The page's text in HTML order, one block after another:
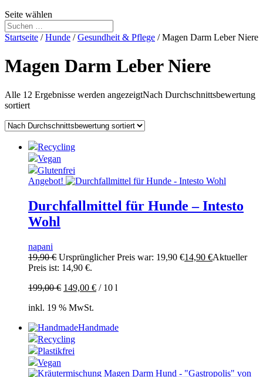
Seite wählen
Startseite /Hunde /Gesundheit & Pflege / Magen Darm Leber Niere
Magen Darm Leber Niere
Alle 12 Ergebnisse werden angezeigtNach Durchschnittsbewertung
sortiert
Recycling
Vegan
Glutenfrei
Angebot!
Durchfallmittel für Hunde – Intesto
Wohl
napani
19,90€ Ursprünglicher Preis war: 19,90 €14,90 €Aktueller
Preis ist: 14,90 €.
199,00€ 149,00 € / 10 l
inkl. 19 % MwSt.
Handmade
Recycling
Plastikfrei
Vegan